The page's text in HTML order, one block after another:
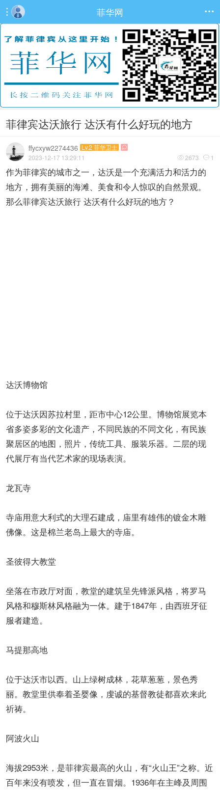
 菲华网 
菲律宾达沃旅行 达沃有什么好玩的地方
ffycxyw2274436 Lv.2 菲华卫士 
 2673  1
2023-12-17 13:29:11
作为菲律宾的城市之一，达沃是一个充满活力和活力的
地方，拥有美丽的海滩、美食和令人惊叹的自然景观。
那么菲律宾达沃旅行 达沃有什么好玩的地方？
达沃博物馆
位于达沃因苏拉村里，距市中心12公里。博物馆展览本
省多姿多彩的文化遗产，不同民族的不同文化，有民族
聚居区的地图，照片，传统工具、服装乐器。二层的现
代展厅有当代艺术家的现场表演。
龙瓦寺
寺庙用意大利式的大理石建成，庙里有雄伟的镀金木雕
佛像。这是棉兰老岛上最大的寺庙。
圣彼得大教堂
坐落在市政厅对面，教堂的建筑呈先锋派风格，将罗马
风格和穆斯林风格融为一体。建于1847年，由西班牙征
服者建造。
马提那高地
位于达沃市以西。山上绿树成林，花草葱葱，景色秀
丽。教堂里供奉着圣婴像，虔诚的基督教徒都喜欢来此
祈祷。
阿波火山
海拔2953米，是菲律宾最高的火山，有“火山王”之称。近
百年来没有喷发，但一直在冒烟。1936年在主峰及周围